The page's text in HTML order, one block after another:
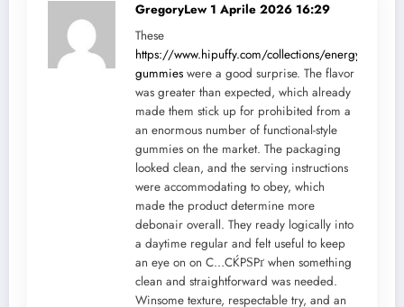
GregoryLew 1 Aprile 2026 16:29
These
https://www.hipuffy.com/collections/energy-
gummies were a good surprise. The flavor
was greater than expected, which already
made them stick up for prohibited from a
an enormous number of functional-style
gummies on the market. The packaging
looked clean, and the serving instructions
were accommodating to obey, which
made the product determine more
debonair overall. They ready logically into
a daytime regular and felt useful to keep
an eye on on С…СЌРЅРґ when something
clean and straightforward was needed.
Winsome texture, respectable try, and an